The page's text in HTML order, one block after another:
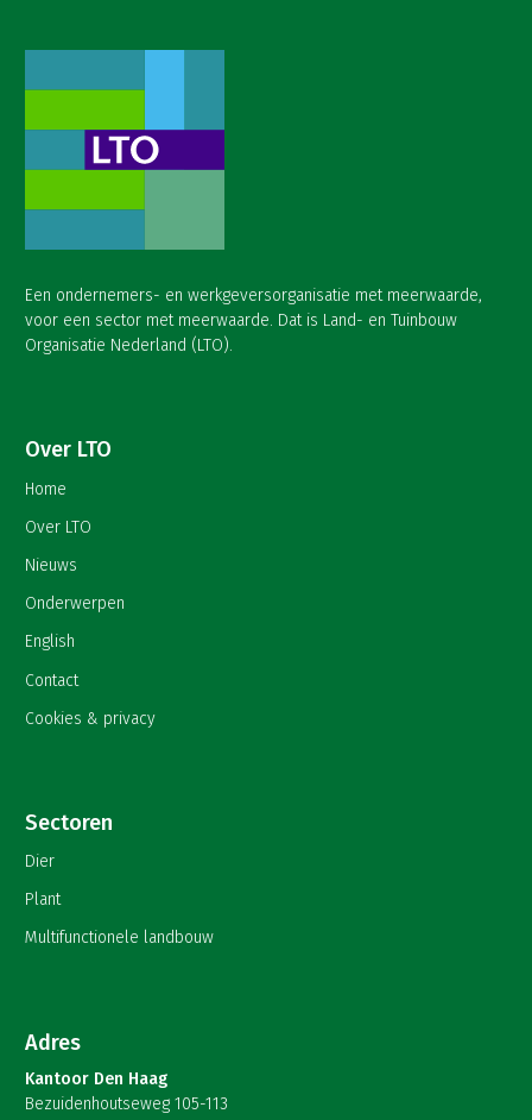
Een ondernemers- en werkgeversorganisatie met meerwaarde,
voor een sector met meerwaarde. Dat is Land- en Tuinbouw
Organisatie Nederland (LTO).
Over LTO
Home
Over LTO
Nieuws
Onderwerpen
English
Contact
Cookies & privacy
Sectoren
Dier
Plant
Multifunctionele landbouw
Adres
Kantoor Den Haag
Bezuidenhoutseweg 105-113